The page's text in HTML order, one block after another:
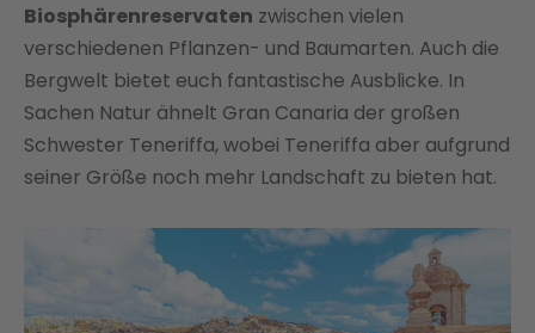
Biosphärenreservaten zwischen vielen
verschiedenen Pflanzen- und Baumarten. Auch die
Bergwelt bietet euch fantastische Ausblicke. In
Sachen Natur ähnelt Gran Canaria der großen
Schwester Teneriffa, wobei Teneriffa aber aufgrund
seiner Größe noch mehr Landschaft zu bieten hat.